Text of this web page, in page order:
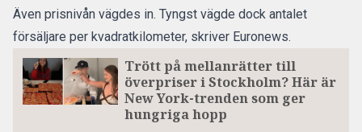
Även prisnivån vägdes in. Tyngst vägde dock antalet
försäljare per kvadratkilometer, skriver Euronews.
Trött på mellanrätter till
överpriser i Stockholm? Här är
New York-trenden som ger
hungriga hopp